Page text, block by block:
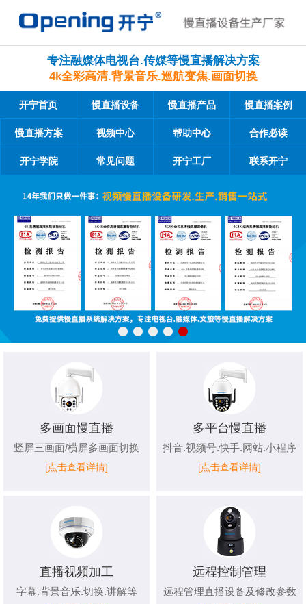
专注融媒体电视台.传媒等慢直播解决方案
4k全彩高清.背景音乐.巡航变焦.画面切换
开宁首页 慢直播设备 慢直播产品 慢直播案例
慢直播方案 视频中心 帮助中心 合作必读
开宁学院 常见问题 开宁工厂 联系开宁
多画面慢直播
竖屏三画面/横屏多画面切换
[点击查看详情]
多平台慢直播
抖音.视频号.快手.网站.小程序
[点击查看详情]
直播视频加工
字幕.背景音乐.切换.讲解等
远程控制管理
远程管理直播设备及修改参数